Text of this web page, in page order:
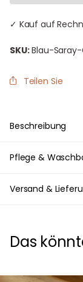
✓ Kauf auf
SKU:Blau-Saray-
Teilen Sie
Beschreibung
Pflege &
Versand &
Das